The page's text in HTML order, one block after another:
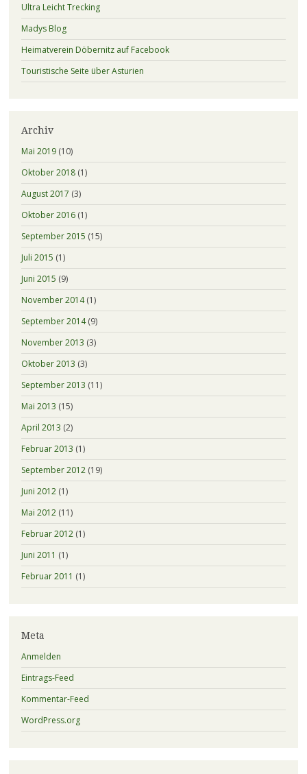
Ultra Leicht Trecking
Madys Blog
Heimatverein Döbernitz auf Facebook
Touristische Seite über Asturien
Archiv
Mai 2019(10)
Oktober 2018(1)
August 2017 (3)
Oktober 2016(1)
September 2015 (15)
Juli 2015 (1)
Juni 2015 (9)
November 2014(1)
September 2014(9)
November 2013 (3)
Oktober 2013 (3)
September 2013 (11)
Mai 2013 (15)
April 2013 (2)
Februar 2013 (1)
September 2012(19)
Juni 2012(1)
Mai 2012(11)
Februar 2012(1)
Juni 2011 (1)
Februar 2011 (1)
Meta
Anmelden
Eintrags-Feed
Kommentar-Feed
WordPress.org